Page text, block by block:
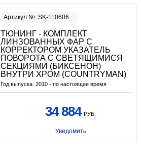
Артикул №: SK-110606
ТЮНИНГ - КОМПЛЕКТ
ЛИНЗОВАННЫХ ФАР С
КОРРЕКТОРОМ УКАЗАТЕЛЬ
ПОВОРОТА С СВЕТЯЩИМИСЯ
СЕКЦИЯМИ (БИКСЕНОН)
ВНУТРИ ХРОМ (COUNTRYMAN)
Год выпуска: 2010 - по настоящее время
34 884 РУБ.
Уведомить